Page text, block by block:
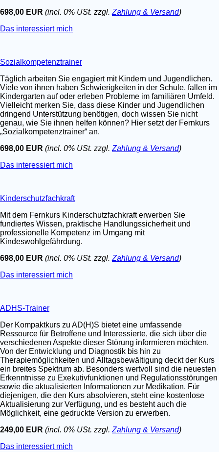
698,00 EUR (incl. 0% USt. zzgl. Zahlung & Versand)
Das interessiert mich
Sozialkompetenztrainer
Täglich arbeiten Sie engagiert mit Kindern und Jugendlichen.
Viele von ihnen haben Schwierigkeiten in der Schule, fallen im
Kindergarten auf oder erleben Probleme im familiären Umfeld.
Vielleicht merken Sie, dass diese Kinder und Jugendlichen
dringend Unterstützung benötigen, doch wissen Sie nicht
genau, wie Sie ihnen helfen können? Hier setzt der Fernkurs
„Sozialkompetenztrainer“ an.
698,00 EUR (incl. 0% USt. zzgl. Zahlung & Versand)
Das interessiert mich
Kinderschutzfachkraft
Mit dem Fernkurs Kinderschutzfachkraft erwerben Sie
fundiertes Wissen, praktische Handlungssicherheit und
professionelle Kompetenz im Umgang mit
Kindeswohlgefährdung.
698,00 EUR (incl. 0% USt. zzgl. Zahlung & Versand)
Das interessiert mich
ADHS-Trainer
Der Kompaktkurs zu AD(H)S bietet eine umfassende
Ressource für Betroffene und Interessierte, die sich über die
verschiedenen Aspekte dieser Störung informieren möchten.
Von der Entwicklung und Diagnostik bis hin zu
Therapiemöglichkeiten und Alltagsbewältigung deckt der Kurs
ein breites Spektrum ab. Besonders wertvoll sind die neuesten
Erkenntnisse zu Exekutivfunktionen und Regulationsstörungen
sowie die aktualisierten Informationen zur Medikation. Für
diejenigen, die den Kurs absolvieren, steht eine kostenlose
Aktualisierung zur Verfügung, und es besteht auch die
Möglichkeit, eine gedruckte Version zu erwerben.
249,00 EUR (incl. 0% USt. zzgl. Zahlung & Versand)
Das interessiert mich